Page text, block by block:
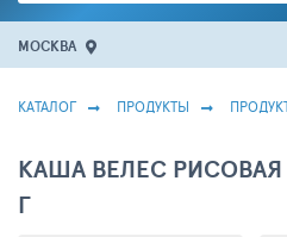
МОСКВА
КАТАЛОГ ПРОДУКТЫ
КАША ВЕЛЕС
Г